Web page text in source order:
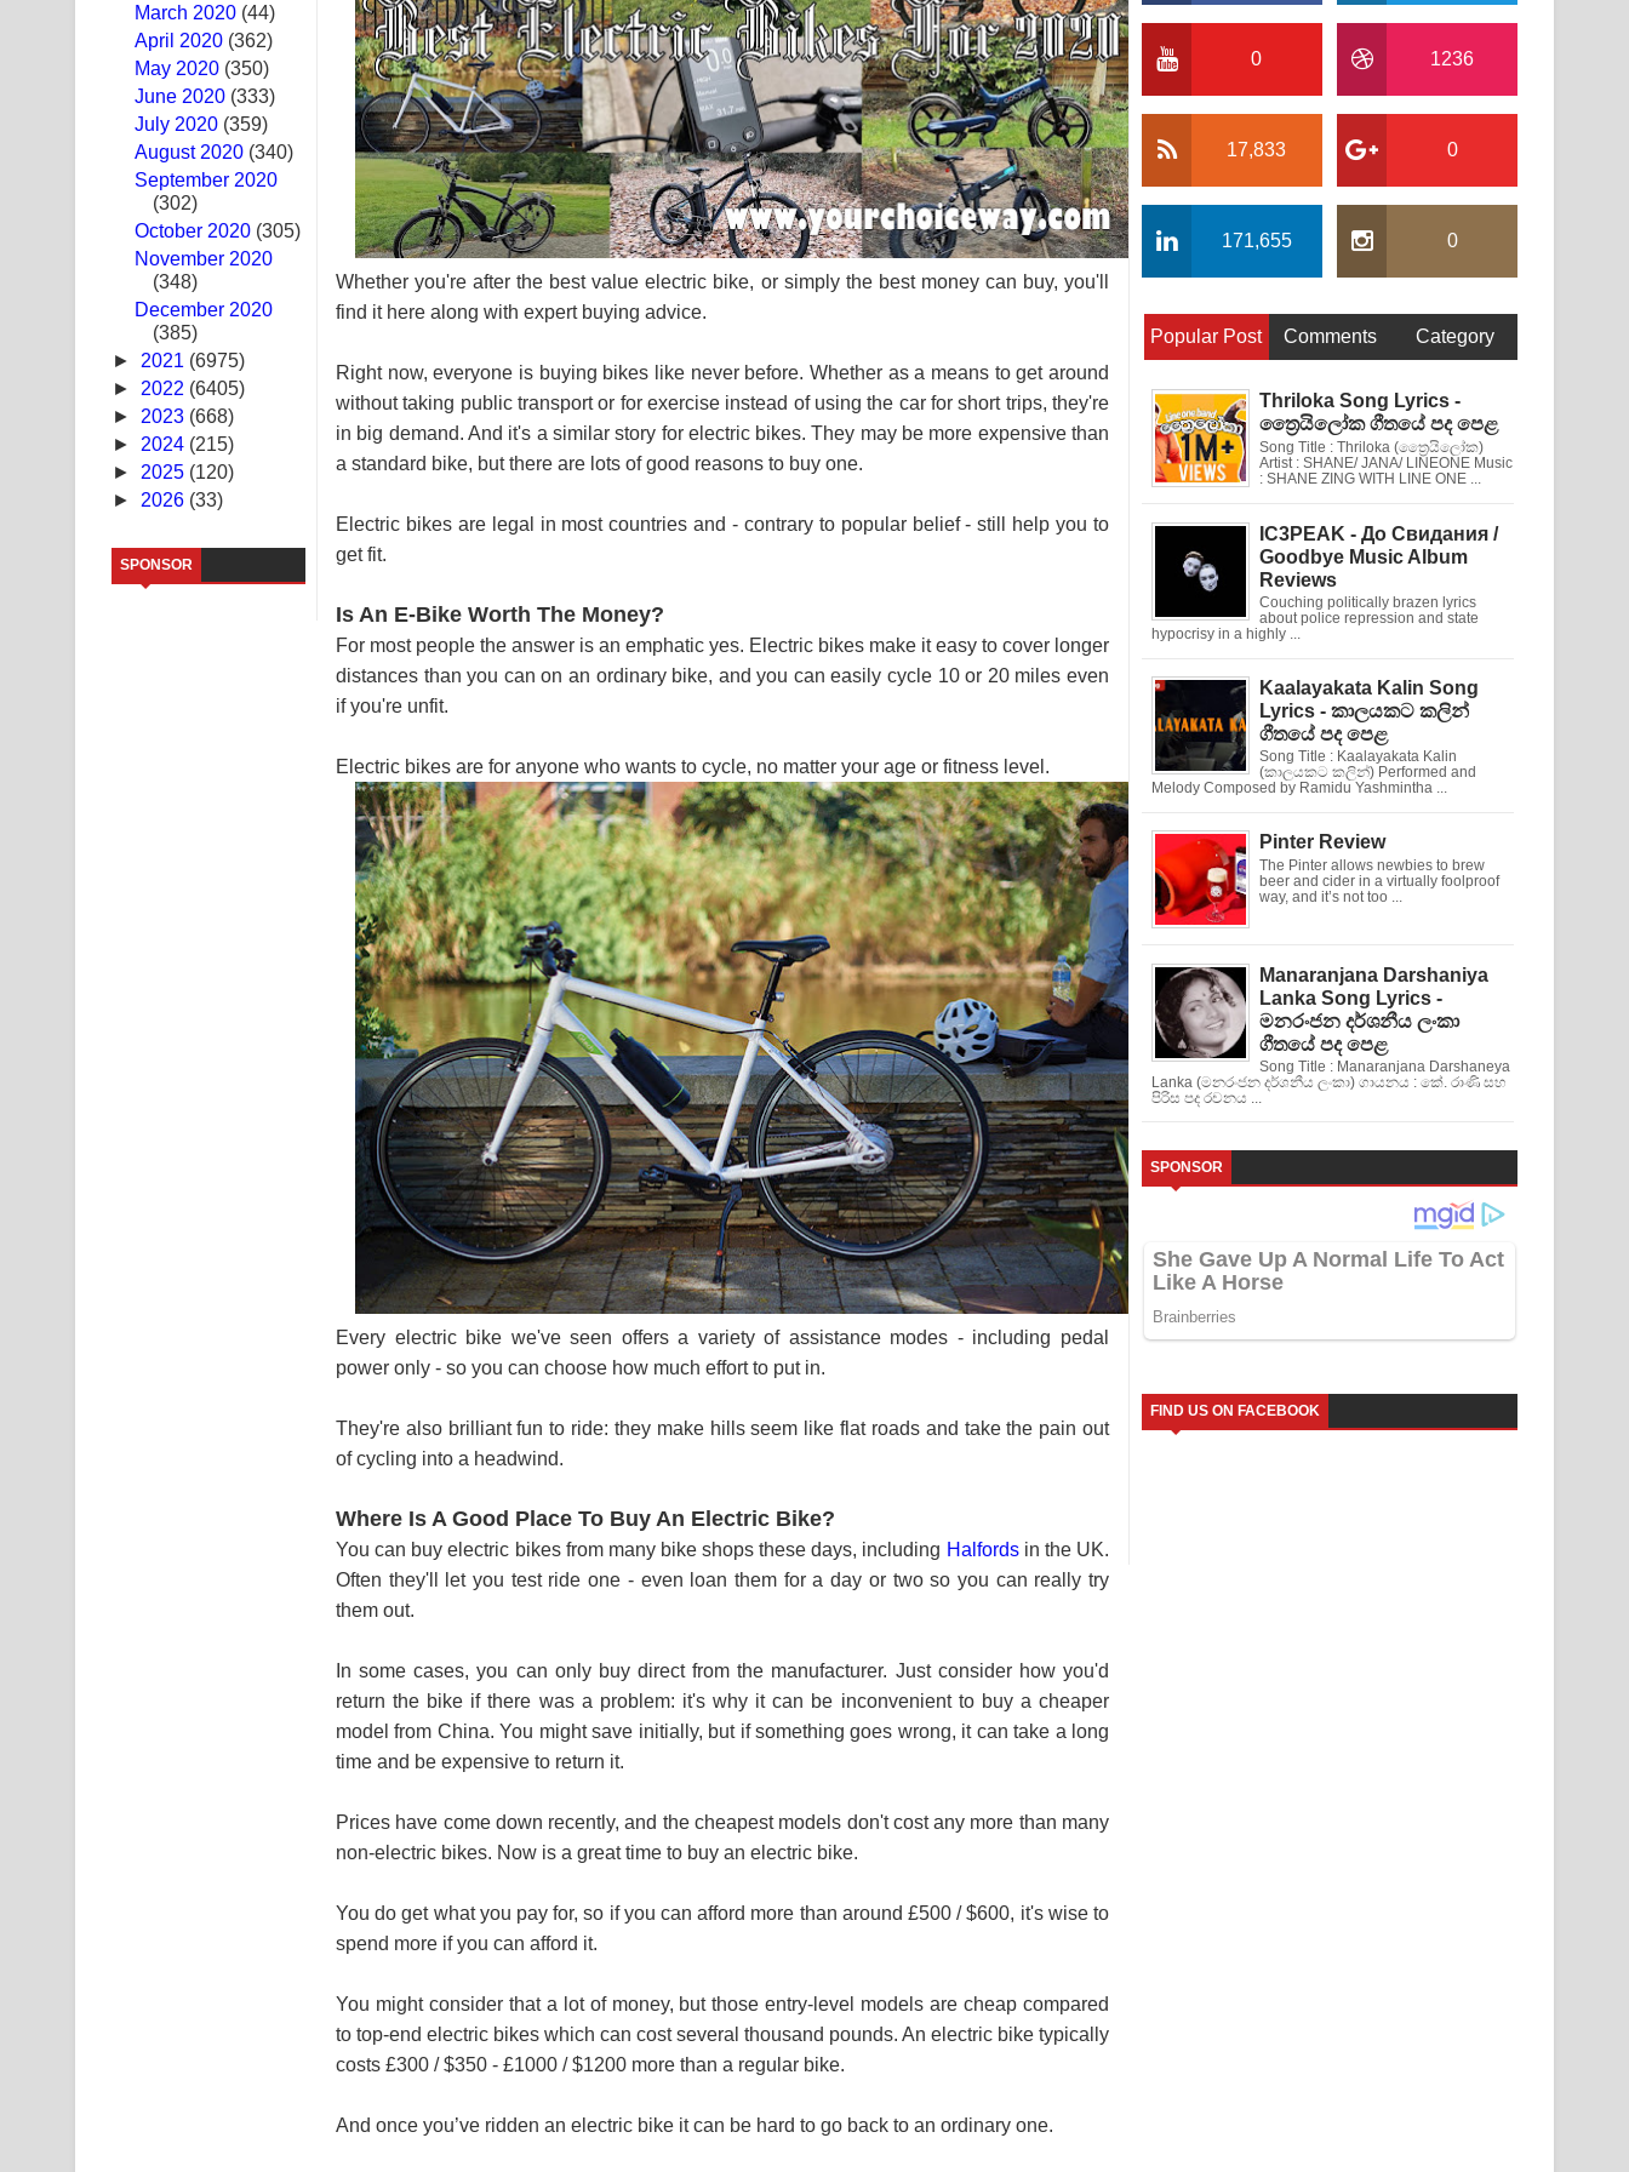
Awanken Song Lyrics - අවංකෙන් ගීතයේ පද පෙළ
Pa Sina Song Lyrics - පෑ සිනා ගීතයේ පද පෙළ
Pemwanthiye Song Lyrics - පෙම්වන්තියේ ගීතයේ පද පෙළ
Manobhawa Song Lyrics - මනෝභව ගීතයේ පද පෙළ
Akahe Indala Song Lyrics - ආකාහේ ඉඳලා ගීතයේ පද පෙළ
Raawaya Song Lyrics - රාවය ගීතයේ පද පෙළ
Kaalaya Song Lyrics - කාලය ගීතයේ පද පෙළ
Aramuna Song Lyrics - අරමුණ ගීතයේ පද පෙළ
Sandata Duka Hithila Song Lyrics - සඳට දුක හිතිලා ගීතයේ පද පෙළ
Sihina Song Lyrics - සිහින ගීතයේ පද පෙළ
Father Song Lyrics - ෆාදර් ගීතයේ පද පෙළ
Dannawada Mawa Song Lyrics - දන්නවාද මාව ගීතයේ පද පෙළ
NEENA Song Lyrics - නීනා ගීතයේ පද පෙළ
Mathaka Parana Song Lyrics - මතක පාරනා ගීතයේ පද පෙළ
Nimnadhen Song Lyrics - නිම්නාදෙන් ගීතයේ පද පෙළ
Obamai Mage Adare Song Lyrics - ඔබමයි මගේ ආදරේ ගීතයේ පද පෙළ
March 2020 (44)
April 2020 (362)
May 2020 (350)
June 2020 (333)
July 2020 (359)
August 2020 (340)
September 2020
(302)
October 2020 (305)
November 2020
(348)
December 2020
(385)
► 2021 (6975)
► 2022 (6405)
► 2023 (668)
► 2024 (215)
► 2025 (120)
► 2026 (33)
SPONSOR
Whether you're after the best value electric bike, or simply the best money can buy, you'll
find it here along with expert buying advice.
Right now, everyone is buying bikes like never before. Whether as a means to get around
without taking public transport or for exercise instead of using the car for short trips, they're
in big demand. And it's a similar story for electric bikes. They may be more expensive than
a standard bike, but there are lots of good reasons to buy one.
Electric bikes are legal in most countries and - contrary to popular belief - still help you to
get fit.
Is An E-Bike Worth The Money?
For most people the answer is an emphatic yes. Electric bikes make it easy to cover longer
distances than you can on an ordinary bike, and you can easily cycle 10 or 20 miles even
if you're unfit.
Electric bikes are for anyone who wants to cycle, no matter your age or fitness level.
Every electric bike we've seen offers a variety of assistance modes - including pedal
power only - so you can choose how much effort to put in.
They're also brilliant fun to ride: they make hills seem like flat roads and take the pain out
of cycling into a headwind.
Where Is A Good Place To Buy An Electric Bike?
You can buy electric bikes from many bike shops these days, including Halfordsin the UK.
Often they'll let you test ride one - even loan them for a day or two so you can really try
them out.
In some cases, you can only buy direct from the manufacturer. Just consider how you'd
return the bike if there was a problem: it's why it can be inconvenient to buy a cheaper
model from China. You might save initially, but if something goes wrong, it can take a long
time and be expensive to return it.
Prices have come down recently, and the cheapest models don't cost any more than many
non-electric bikes. Now is a great time to buy an electric bike.
You do get what you pay for, so if you can afford more than around £500 / $600, it's wise to
spend more if you can afford it.
You might consider that a lot of money, but those entry-level models are cheap compared
to top-end electric bikes which can cost several thousand pounds. An electric bike typically
costs £300 / $350 - £1000 / $1200 more than a regular bike.
And once you’ve ridden an electric bike it can be hard to go back to an ordinary one.
0 1236
17,833 0
171,655 0
Popular Post Comments Category
Thriloka Song Lyrics -
ත්‍රෛයිලෝක ගීතයේ පද පෙළ
Song Title : Thriloka (ත්‍රෛයිලෝක)
Artist : SHANE/ JANA/ LINEONE Music
: SHANE ZING WITH LINE ONE ...
IC3PEAK - До Свидания /
Goodbye Music Album
Reviews
Couching politically brazen lyrics
about police repression and state
hypocrisy in a highly ...
Kaalayakata Kalin Song
Lyrics - කාලයකට කලින්
ගීතයේ පද පෙළ
Song Title : Kaalayakata Kalin
(කාලයකට කලින්) Performed and
Melody Composed by Ramidu Yashmintha ...
Pinter Review
The Pinter allows newbies to brew
beer and cider in a virtually foolproof
way, and it’s not too ...
Manaranjana Darshaniya
Lanka Song Lyrics -
මනරංජන දර්ශනීය ලංකා
ගීතයේ පද පෙළ
Song Title : Manaranjana Darshaneya
Lanka (මනරංජන දර්ශනීය ලංකා) ගායනය : කේ. රාණි සහ
පිරිස පද රචනය ...
SPONSOR
FIND US ON FACEBOOK